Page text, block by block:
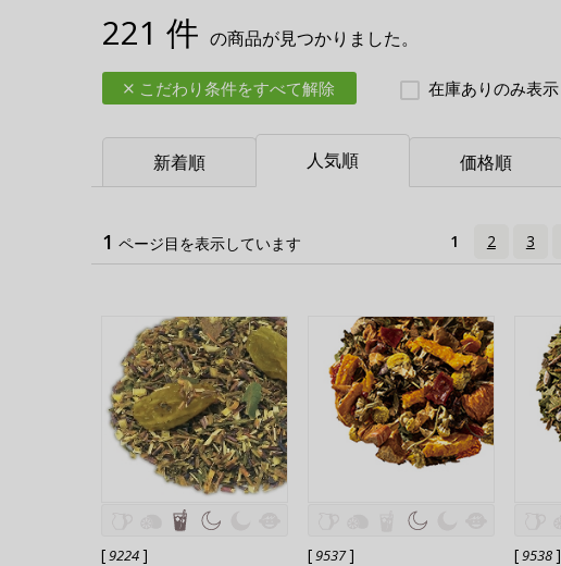
221 件 の商品が見つかりました。
こだわり条件をすべて解除 在庫ありのみ表示
新着順 人気順 価格順
1 ページ目を表示しています 1 2 3
[9224] [9537] [9538]